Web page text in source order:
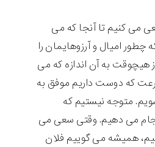
می کنیم تا آنجا که می
چطور امیال و آرزوهایمان را
هیچوقت به آن اندازه که می
که دوست داریم موفق به
متوجه نیستیم که
می دهیم. وقتی سعی می
همیشه می گوییم فلان